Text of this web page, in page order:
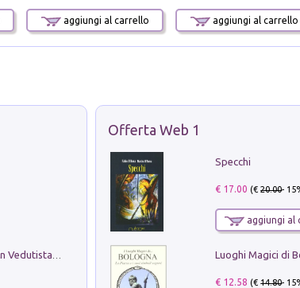
aggiungi al carrello aggiungi al carrello
Offerta Web 1
Specchi
€ 17.00 (€20.00-
aggiungi al
€ 12.58 (€14.80-